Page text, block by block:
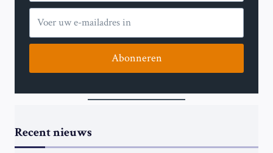
GESTOLEN
Abonneren
Recent nieuws